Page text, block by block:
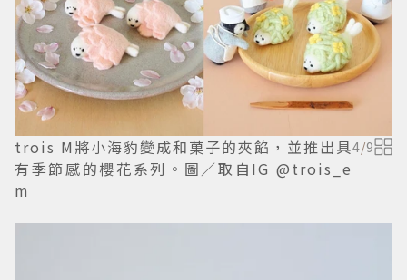
trois M將小海豹變成和菓子的夾餡，並推出具
有季節感的櫻花系列。圖／取自IG @trois_e
m
4/9